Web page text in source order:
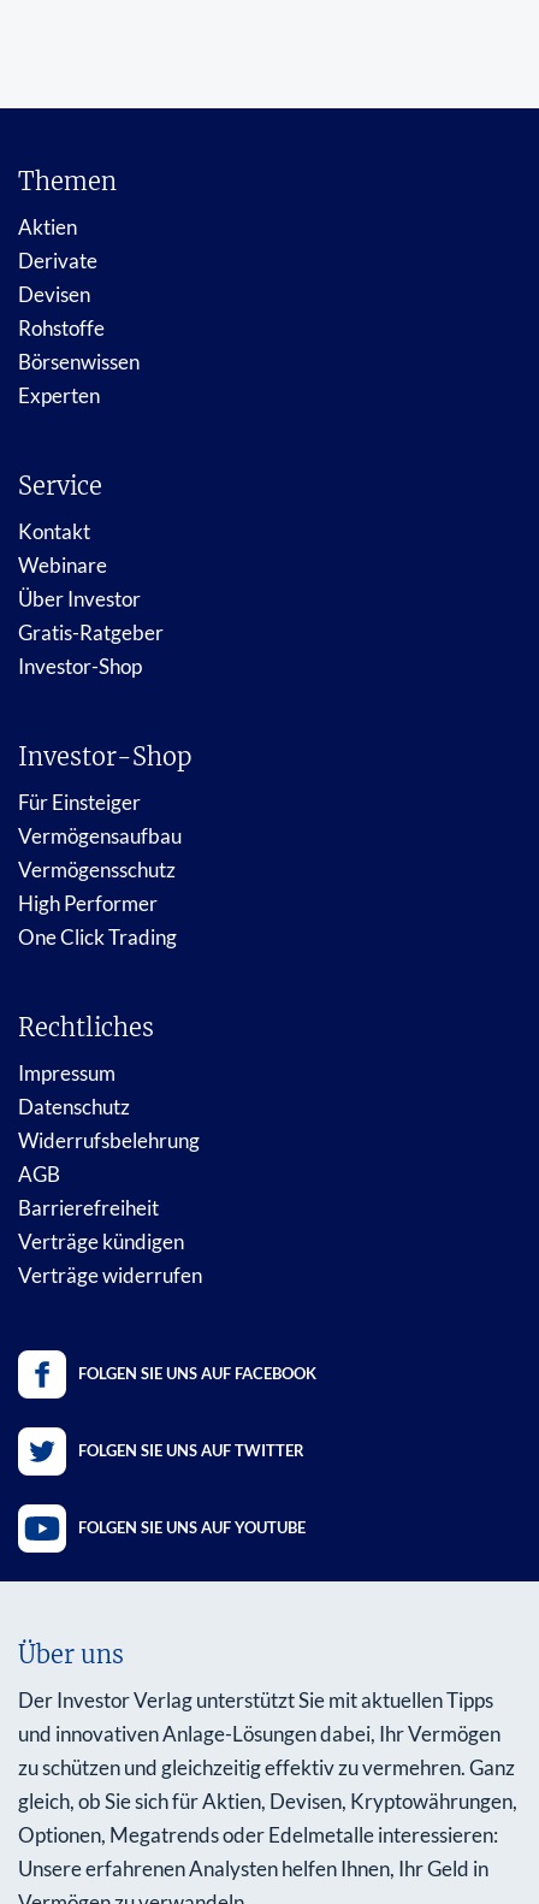
Themen
Aktien
Derivate
Devisen
Rohstoffe
Börsenwissen
Experten
Service
Kontakt
Webinare
Über Investor
Gratis-Ratgeber
Investor-Shop
Investor-Shop
Für Einsteiger
Vermögensaufbau
Vermögensschutz
High Performer
One Click Trading
Rechtliches
Impressum
Datenschutz
Widerrufsbelehrung
AGB
Barrierefreiheit
Verträge kündigen
Verträge widerrufen
FOLGEN SIE UNS AUF FACEBOOK
FOLGEN SIE UNS AUF TWITTER
FOLGEN SIE UNS AUF YOUTUBE
Über uns
Der Investor Verlag unterstützt Sie mit aktuellen Tipps
und innovativen Anlage-Lösungen dabei, Ihr Vermögen
zu schützen und gleichzeitig effektiv zu vermehren. Ganz
gleich, ob Sie sich für Aktien, Devisen, Kryptowährungen,
Optionen, Megatrends oder Edelmetalle interessieren:
Unsere erfahrenen Analysten helfen Ihnen, Ihr Geld in